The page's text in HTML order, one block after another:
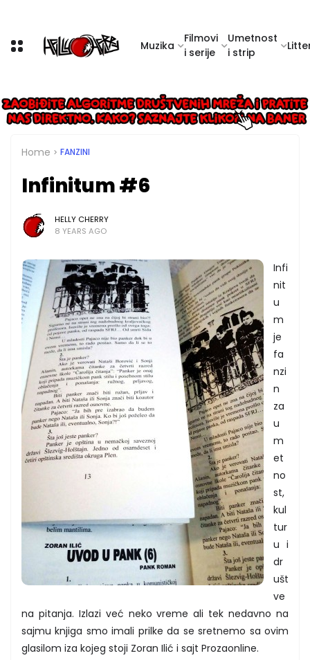
Muzika
Filmovi
i serije
Umetnost
i strip
Home FANZINI
Infinitum #6
HELLY CHERRY
8 YEARS AGO
Infi
nit
u
m
je
fa
nzi
n
za
u
m
et
no
st,
kul
tur
u i
dr
ušt
ve
na pitanja. Izlazi već neko vreme ali tek nedavno na
sajmu knjiga smo imali prilke da se sretnemo sa ovim
glasilom iza kojeg stoji Zoran Ilić i sajt Prozaonline.